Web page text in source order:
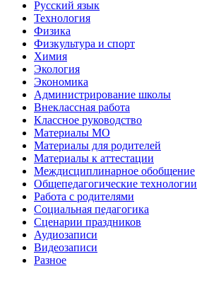
Русский язык
Технология
Физика
Физкультура и спорт
Химия
Экология
Экономика
Администрирование школы
Внеклассная работа
Классное руководство
Материалы МО
Материалы для родителей
Материалы к аттестации
Междисциплинарное обобщение
Общепедагогические технологии
Работа с родителями
Социальная педагогика
Сценарии праздников
Аудиозаписи
Видеозаписи
Разное